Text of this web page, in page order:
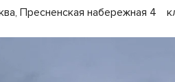
Пресненская набережная 4